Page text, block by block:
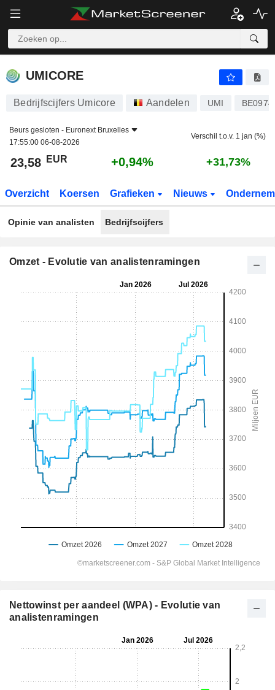
UMICORE
UMICORE
Bedrijfscijfers Umicore Aandelen UMI
Beurs gesloten - Euronext Bruxelles
17:55:00 06-08-2026
Verschil t.o.v. 1 jan (%)
23,58 EUR +0,94% +31,73%
Overzicht Koersen Grafieken Nieuws
Opinie van analisten Bedrijfscijfers
Omzet - Evolutie van analistenramingen
Nettowinst per aandeel (WPA) - Evolutie van
analistenramingen